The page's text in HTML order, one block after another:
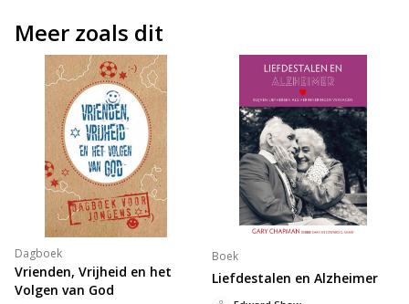
Meer zoals dit
Dagboek
Vrienden, Vrijheid en het
Volgen van God
Boek
Liefdestalen en Alzheimer